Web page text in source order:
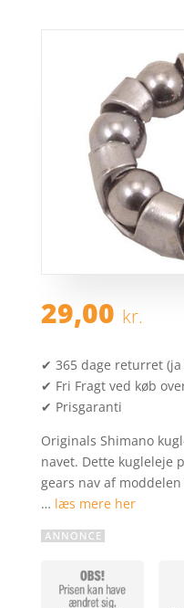
29,00 kr.
✔ 365 dage returret
✔ Fri Fragt ved køb
✔ Prisgaranti
Originals Shimano
navet. Dette kugleleje
gears nav af
… læs mere her